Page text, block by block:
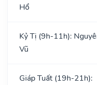
Hổ
Kỷ Tị (9h-11h):
Vũ
Giáp Tuất (19h-21h):